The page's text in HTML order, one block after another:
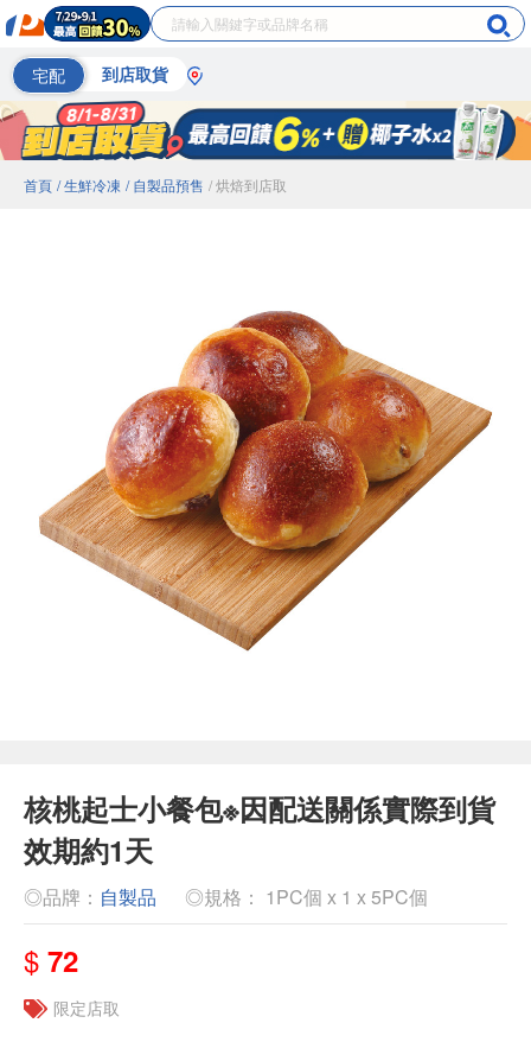
宅配 到店取貨
首頁 / 生鮮冷凍 / 自製品預售 / 烘焙到店取
核桃起士小餐包※因配送關係實際到貨
效期約1天
◎品牌： 自製品 ◎規格： 1PC個 x 1 x 5PC個
$ 72
限定店取